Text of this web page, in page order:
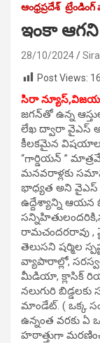
ఆంధ్రప్రదేశ్ ట్రేండింగ్
ఇంకా ఆగని
28/10/2024
Post Views:
సిరా
జగన్‌తో ఉన్న
లేఖ ద్వారా వైఎస్
కీలకమైన
“గార్డియన్ ”
మనవరాళ్లకు
భాధ్యత అని వైఎస్
ఉద్దేశ్యాన్ని ఆయన
రామచందరరావు ,
తెలుసని షర్మిల
వ్యాపారాల్లో,
మీడియా, క్లాసిక్
నలుగురి
మాండేట్. ( ఒక్క
ఉన్నంత వరకు ఏ
హఠాత్తుగా